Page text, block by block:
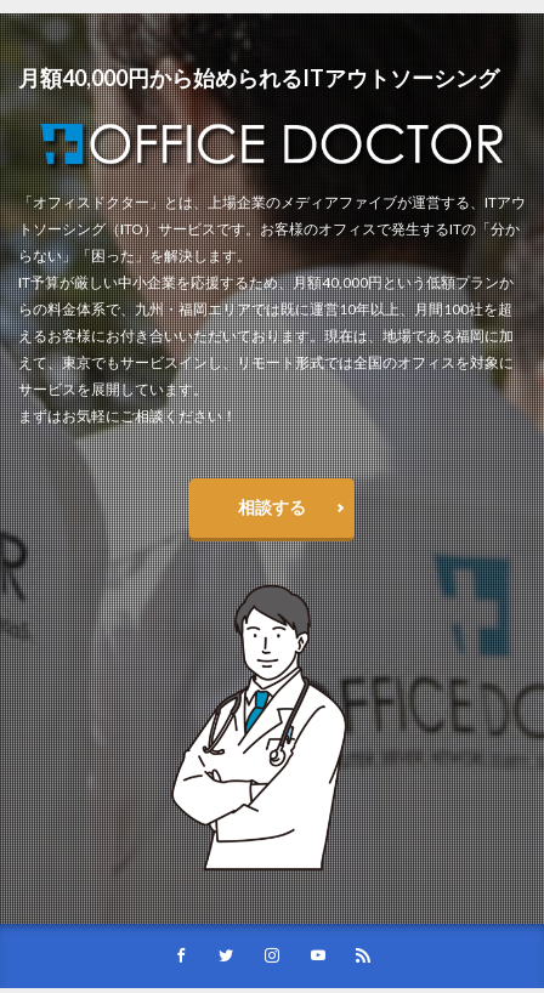
月額40,000円から始められるITアウトソーシング
「オフィスドクター」とは、上場企業のメディアファイブが運営する、ITアウ
トソーシング（ITO）サービスです。お客様のオフィスで発生するITの「分か
らない」「困った」を解決します。
IT予算が厳しい中小企業を応援するため、月額40,000円という低額プランか
らの料金体系で、九州・福岡エリアでは既に運営10年以上、月間100社を超
えるお客様にお付き合いいただいております。現在は、地場である福岡に加
えて、東京でもサービスインし、リモート形式では全国のオフィスを対象に
サービスを展開しています。
まずはお気軽にご相談ください！
相談する